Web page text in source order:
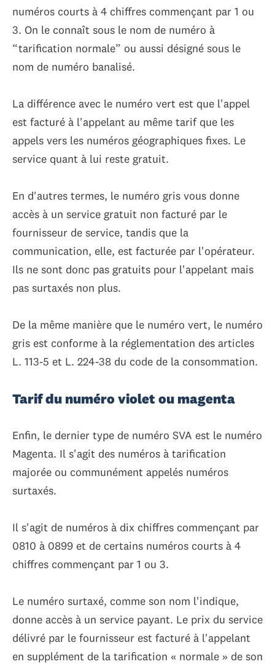
numéros courts à 4 chiffres commençant par 1 ou
3. On le connaît sous le nom de numéro à
“tarification normale” ou aussi désigné sous le
nom de numéro banalisé.
La différence avec le numéro vert est que l'appel
est facturé à l'appelant au même tarif que les
appels vers les numéros géographiques fixes. Le
service quant à lui reste gratuit.
En d'autres termes, le numéro gris vous donne
accès à un service gratuit non facturé par le
fournisseur de service, tandis que la
communication, elle, est facturée par l'opérateur.
Ils ne sont donc pas gratuits pour l'appelant mais
pas surtaxés non plus.
De la même manière que le numéro vert, le numéro
gris est conforme à la réglementation des articles
L. 113-5 et L. 224-38 du code de la consommation.
Tarif du numéro violet ou magenta
Enfin, le dernier type de numéro SVA est le numéro
Magenta. Il s'agit des numéros à tarification
majorée ou communément appelés numéros
surtaxés.
Il s'agit de numéros à dix chiffres commençant par
0810 à 0899 et de certains numéros courts à 4
chiffres commençant par 1 ou 3.
​​Le numéro surtaxé, comme son nom l'indique,
donne accès à un service payant. Le prix du service
délivré par le fournisseur est facturé à l'appelant
en supplément de la tarification « normale » de son